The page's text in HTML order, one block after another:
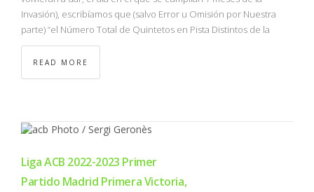
Invasión), escribíamos que (salvo Error u Omisión por Nuestra
parte) “el Número Total de Quintetos en Pista Distintos de la
READ MORE
Liga ACB 2022-2023 Primer
Partido Madrid Primera Victoria,